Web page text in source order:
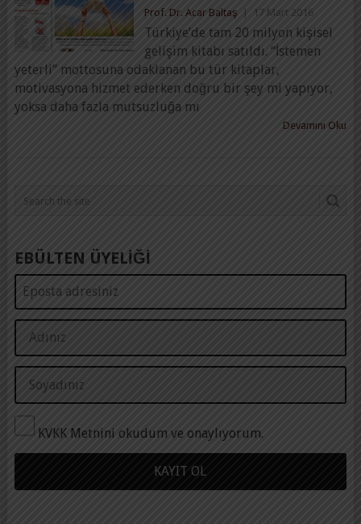
Prof. Dr. Acar Baltaş 17 Mart 2016
Türkiye’de tam 20 milyon kişisel
gelişim kitabı satıldı. “İstemen
yeterli” mottosuna odaklanan bu tür kitaplar,
motivasyona hizmet ederken doğru bir şey mi yapıyor,
yoksa daha fazla mutsuzluğa mı
Devamını Oku
EBÜLTEN ÜYELİĞİ
KVKK Metnini okudum ve onaylıyorum.